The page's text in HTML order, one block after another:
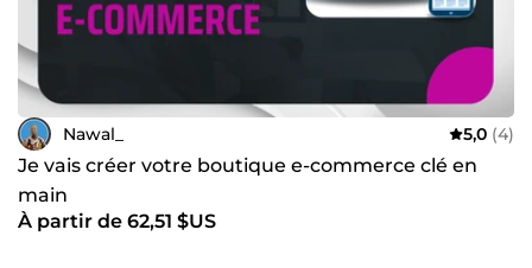
Nawal_ 5,0 (4)
Je vais créer votre boutique e-commerce clé en
main
À partir de 62,51 $US